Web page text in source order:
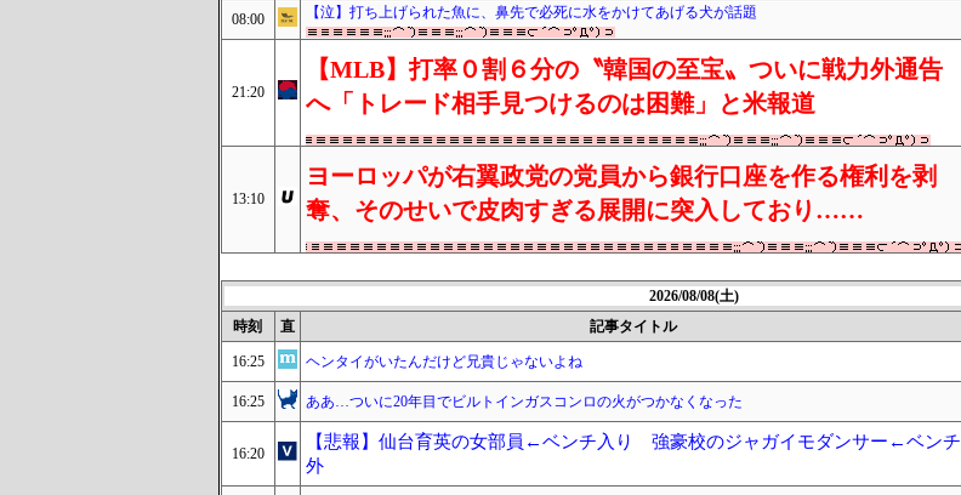
08:00 【泣】打ち上げられた魚に、鼻先で必死に水をかけてあげる犬が話題
21:20
【MLB】打率０割６分の〝韓国の至宝〟ついに戦力外通告
へ「トレード相手見つけるのは困難」と米報道
13:10
ヨーロッパが右翼政党の党員から銀行口座を作る権利を剥
奪、そのせいで皮肉すぎる展開に突入しており……
2026/08/08(土)
時刻
直 記事タイトル
16:25 ヘンタイがいたんだけど兄貴じゃないよね
16:25 ああ…ついに20年目でビルトインガスコンロの火がつかなくなった
16:20
【悲報】仙台育英の女部員←ベンチ入り 強豪校のジャガイモダンサー←ベンチ
外